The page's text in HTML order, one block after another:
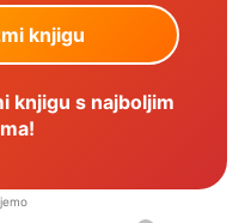
knjigu s najboljim